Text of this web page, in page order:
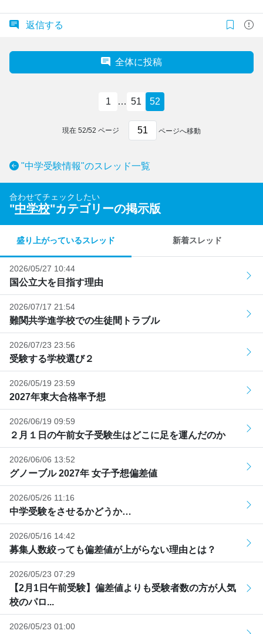
返信する
全体に投稿
1 … 51 52
現在 52/52 ページ ページへ移動
"中学受験情報"のスレッド一覧
合わせてチェックしたい
"中学校"カテゴリーの掲示版
盛り上がっているスレッド 新着スレッド
2026/05/27 10:44
国公立大を目指す理由
2026/07/17 21:54
難関共学進学校での生徒間トラブル
2026/07/23 23:56
受験する学校選び２
2026/05/19 23:59
2027年東大合格率予想
2026/06/19 09:59
２月１日の午前女子受験生はどこに足を運んだのか
2026/06/06 13:52
グノーブル 2027年 女子予想偏差値
2026/05/26 11:16
中学受験をさせるかどうか…
2026/05/16 14:42
募集人数絞っても偏差値が上がらない理由とは？
2026/05/23 07:29
【2月1日午前受験】偏差値よりも受験者数の方が人気
校のパロ...
2026/05/23 01:00